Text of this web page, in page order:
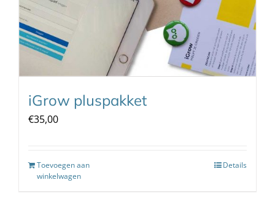
iGrow pluspakket
€35,00
Toevoegen aan
winkelwagen
Details